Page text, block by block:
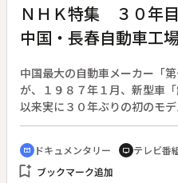
ＮＨＫ特集 ３０年
中国・長春自動車工
中国最大の自動車メーカー「
が、１９８７年１月、新型車
以来実に３０年ぶりの初のモ
導入という経済改革を進めて
しい販売競争を繰り広げてい
デルチェンジでライバルメー
向上をねらって生産現場の改
cinematic_blur ドキュメンタリー tv テレビ番
bookmark_add ブックマーク追加